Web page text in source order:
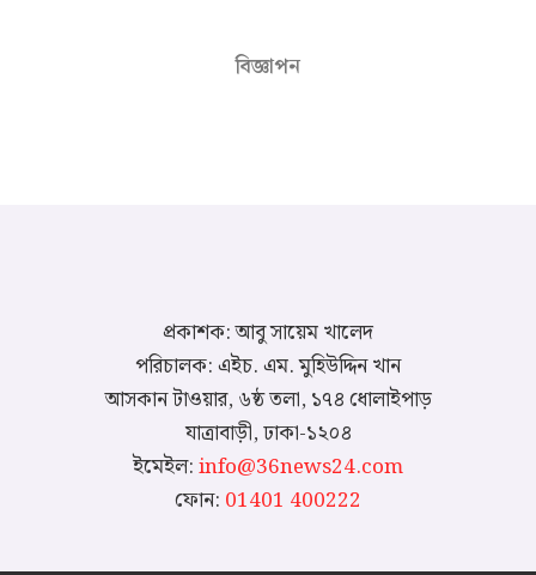
বিজ্ঞাপন
প্রকাশক: আবু সায়েম খালেদ
পরিচালক: এইচ. এম. মুহিউদ্দিন খান
আসকান টাওয়ার, ৬ষ্ঠ তলা, ১৭৪ ধোলাইপাড়
যাত্রাবাড়ী, ঢাকা-১২০৪
ইমেইল:info@36news24.com
ফোন: 01401 400222